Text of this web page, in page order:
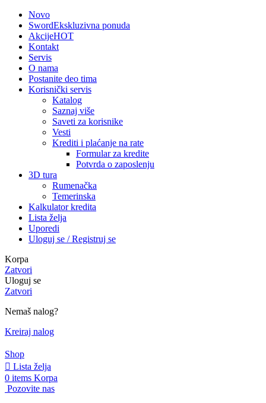
Novo
SwordEkskluzivna ponuda
AkcijeHOT
Kontakt
Servis
O nama
Postanite deo tima
Korisnički servis
Katalog
Saznaj više
Saveti za korisnike
Vesti
Krediti i plaćanje na rate
Formular za kredite
Potvrda o zaposlenju
3D tura
Rumenačka
Temerinska
Kalkulator kredita
Lista želja
Uporedi
Uloguj se / Registruj se
Korpa
Zatvori
Uloguj se
Zatvori
Nemaš nalog?
Kreiraj nalog
Shop
Lista želja
0 items Korpa
Pozovite nas